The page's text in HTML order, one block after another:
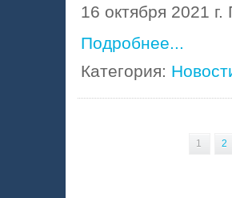
16 октября 2021
Подробнее...
Категория:
1 2